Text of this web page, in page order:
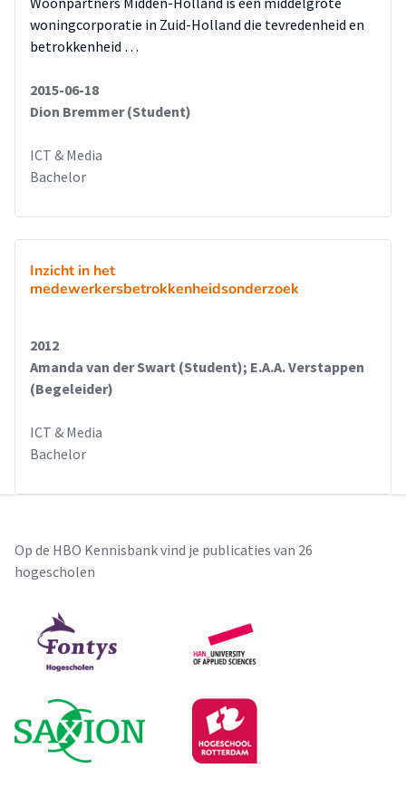
woningcorporatie in Zuid-Holland die tevredenheid en
betrokkenheid …
2015-06-18
Dion Bremmer (Student)
ICT & Media
Bachelor
Inzicht in het
medewerkersbetrokkenheidsonderzoek
2012
Amanda van der Swart (Student); E.A.A. Verstappen
(Begeleider)
ICT & Media
Bachelor
Op de HBO Kennisbank vind je publicaties van 26
hogescholen